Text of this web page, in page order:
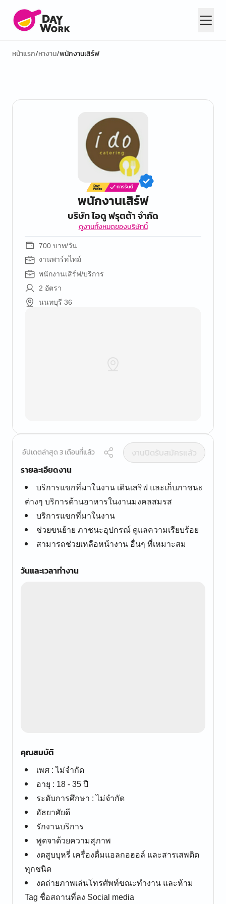
หน้าแรก/หางาน/พนักงานเสิร์ฟ
พนักงานเสิร์ฟ
บริษัท ไอดู ฟรุตต้า จำกัด
ดูงานทั้งหมดของบริษัทนี้
700 บาท/วัน
งานพาร์ทไทม์
พนักงานเสิร์ฟ/บริการ
2 อัตรา
นนทบุรี 36
อัปเดตล่าสุด 3 เดือนที่แล้ว
งานปิดรับสมัครแล้ว
รายละเอียดงาน
บริการแขกที่มาในงาน เดินเสริฟ และเก็บภาชนะ
ต่างๆ บริการด้านอาหารในงานมงคลสมรส
บริการแขกที่มาในงาน
ช่วยขนย้าย ภาชนะอุปกรณ์ ดูแลความเรียบร้อย
สามารถช่วยเหลือหน้างาน อื่นๆ ที่เหมาะสม
วันและเวลาทำงาน
คุณสมบัติ
เพศ : ไม่จำกัด
อายุ : 18 - 35 ปี
ระดับการศึกษา : ไม่จำกัด
อัธยาศัยดี
รักงานบริการ
พูดจาด้วยความสุภาพ
งดสูบบุหรี่ เครื่องดื่มแอลกอฮอล์ และสารเสพติด
ทุกชนิด
งดถ่ายภาพเล่นโทรศัพท์ขณะทำงาน และห้าม
Tag ชื่อสถานที่ลง Social media